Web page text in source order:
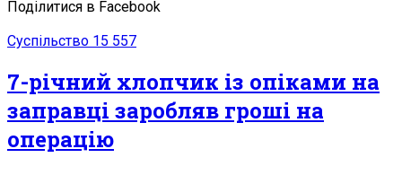
Поділитися в Facebook
Суспільство 15 557
7-річний хлопчик із опіками на
заправці заробляв гроші на
операцію